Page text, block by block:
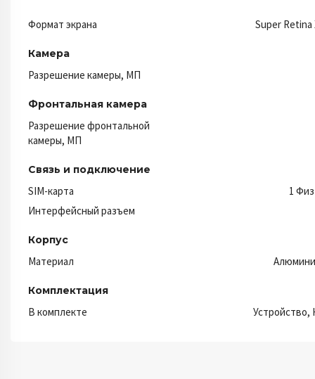
Формат экрана Super Retina
Камера
Разрешение камеры, МП
Фронтальная камера
Разрешение фронтальной
камеры, МП
Связь и подключение
SIM-карта
1
Интерфейсный разъем
Корпус
Материал
Комплектация
В комплекте Устройство,